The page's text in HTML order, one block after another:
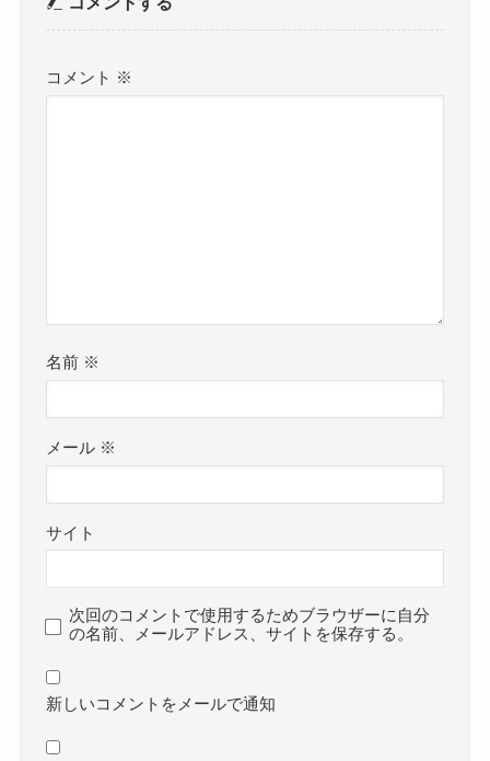
コメント ※
名前 ※
メール ※
サイト
次回のコメントで使用するためブラウザーに自分
の名前、メールアドレス、サイトを保存する。
新しいコメントをメールで通知